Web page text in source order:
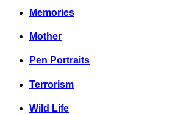
Memories
Mother
Pen Portraits
Terrorism
Wild Life